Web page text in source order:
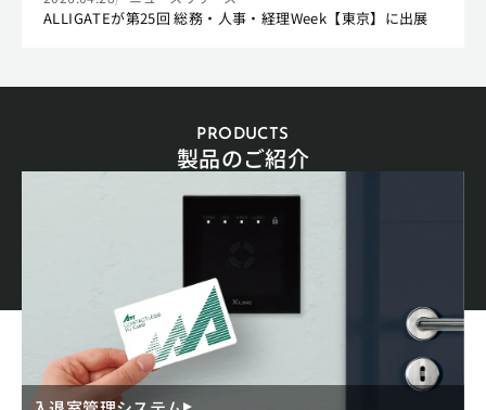
ALLIGATEが第25回 総務・人事・経理Week【東京】に出展
PRODUCTS
製品のご紹介